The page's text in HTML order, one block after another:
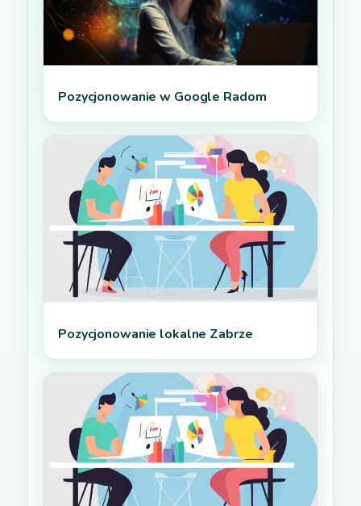
Pozycjonowanie w Google Radom
Pozycjonowanie lokalne Zabrze